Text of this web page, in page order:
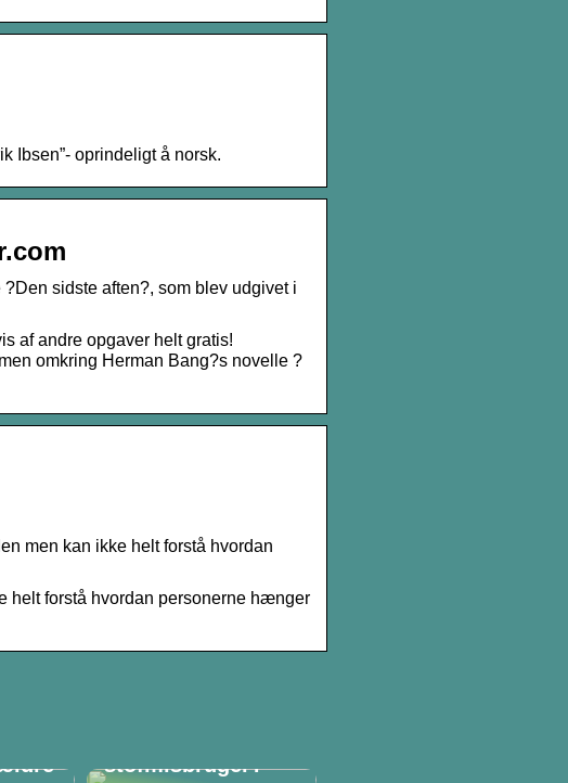
Ibsen”- oprindeligt å norsk.
sidste aften?, som blev udgivet i
af andre opgaver helt gratis!
omkring Herman Bang?s novelle ?
men kan ikke helt forstå hvordan
helt forstå hvordan personerne hænger
stofmisbruger?